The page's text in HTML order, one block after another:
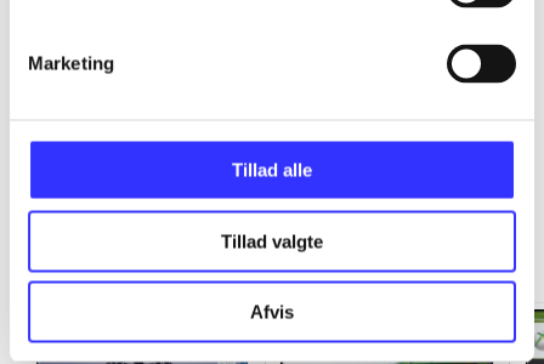
Marketing
Tillad alle
Tillad valgte
Afvis
...